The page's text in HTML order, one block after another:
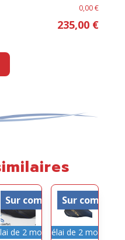
0,00 €
235,00 €
Sur commande
de 2 mois
Sur
Délai de 2 mois